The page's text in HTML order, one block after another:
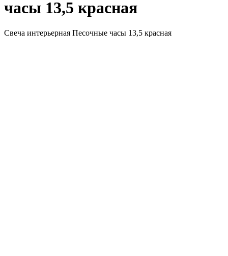
часы 13,5 красная
Свеча интерьерная Песочные часы 13,5 красная